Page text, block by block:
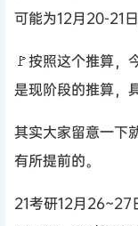
可能为12月20-21
🚩按照这个推算，
是现阶段的推算，
其实大家留意一下
有所提前的。
21考研12月26~27